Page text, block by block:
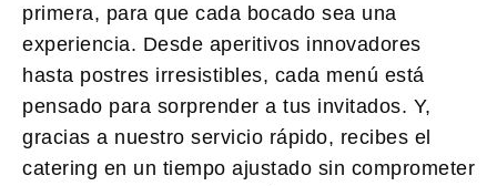
primera, para que cada bocado sea una
experiencia. Desde aperitivos innovadores
hasta postres irresistibles, cada menú está
pensado para sorprender a tus invitados. Y,
gracias a nuestro servicio rápido, recibes el
catering en un tiempo ajustado sin comprometer